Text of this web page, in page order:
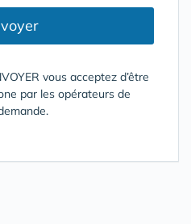
vous acceptez d’être
par les opérateurs de